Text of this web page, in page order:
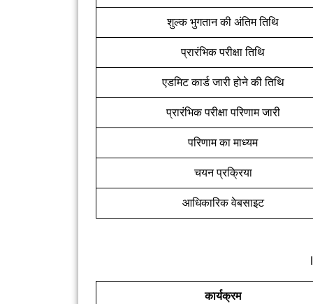
शुल्क भुगतान की अंतिम तिथि
प्रारंभिक परीक्षा तिथि
एडमिट कार्ड जारी होने की तिथि
प्रारंभिक परीक्षा परिणाम जारी
परिणाम का माध्यम
चयन प्रक्रिया
आधिकारिक वेबसाइट
कार्यक्रम